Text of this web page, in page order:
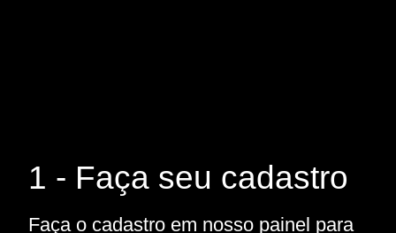
1 - Faça seu cadastro
Faça o cadastro em nosso painel para